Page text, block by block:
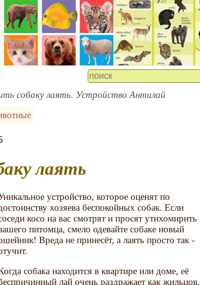
собаку лаять. Устройство Антилай
лаять
устройство, которое оценят по
хозяева беспокойных собак. Если
косо на вас смотрят и просят утихомирить
питомца, смело одевайте собаке новый
Вреда не принесёт, а лаять просто так -
собака находится в квартире или доме, её
лай очень раздражает как жильцов,